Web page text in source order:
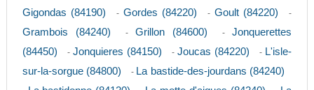
Gigondas (84190) - Gordes (84220) - Goult (84220) -
Grambois (84240) -Grillon (84600) -Jonquerettes
(84450)
- Jonquieres (84150) -Joucas (84220) - L'isle-
sur-la-sorgue (84800)
- La bastide-des-jourdans (84240)